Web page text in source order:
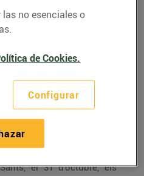
una
el 31 d’octubre, els
las no esenciales o
de Cookies.
Configurar